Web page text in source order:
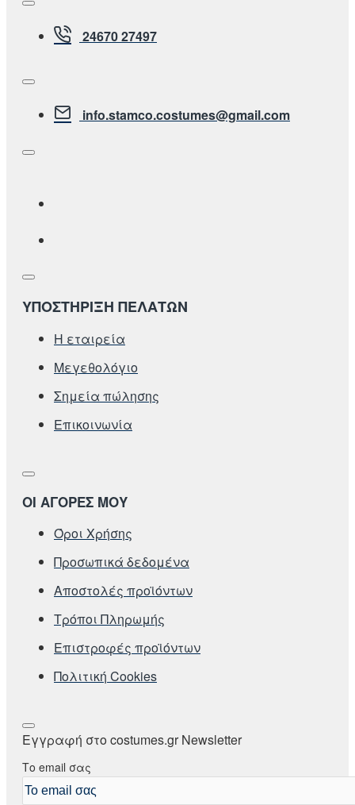
24670 27497
info.stamco.costumes@gmail.com
ΥΠΟΣΤΗΡΙΞΗ ΠΕΛΑΤΩΝ
Η εταιρεία
Μεγεθολόγιο
Σημεία πώλησης
Επικοινωνία
ΟΙ ΑΓΟΡΕΣ ΜΟΥ
Όροι Χρήσης
Προσωπικά δεδομένα
Αποστολές προϊόντων
Τρόποι Πληρωμής
Επιστροφές προϊόντων
Πολιτική Cookies
Εγγραφή στο costumes.gr Newsletter
Το email σας